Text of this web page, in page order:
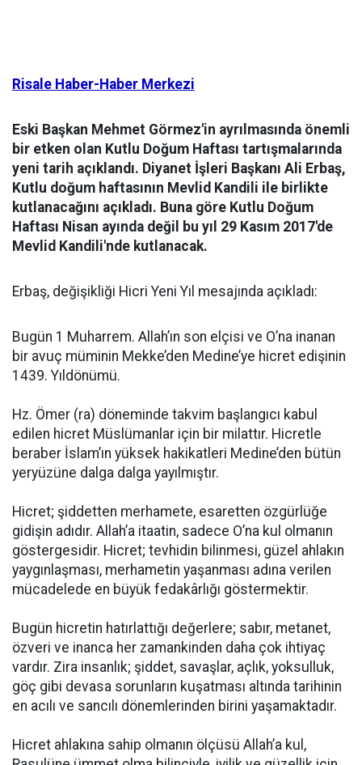
Risale Haber-Haber Merkezi
Eski Başkan Mehmet Görmez'in ayrılmasında önemli
bir etken olan Kutlu Doğum Haftası tartışmalarında
yeni tarih açıklandı. Diyanet İşleri Başkanı Ali Erbaş,
Kutlu doğum haftasının Mevlid Kandili ile birlikte
kutlanacağını açıkladı. Buna göre Kutlu Doğum
Haftası Nisan ayında değil bu yıl 29 Kasım 2017'de
Mevlid Kandili'nde kutlanacak.
Erbaş, değişikliği Hicri Yeni Yıl mesajında açıkladı:
Bugün 1 Muharrem. Allah’ın son elçisi ve O’na inanan
bir avuç müminin Mekke’den Medine’ye hicret edişinin
1439. Yıldönümü.
Hz. Ömer (ra) döneminde takvim başlangıcı kabul
edilen hicret Müslümanlar için bir milattır. Hicretle
beraber İslam’ın yüksek hakikatleri Medine’den bütün
yeryüzüne dalga dalga yayılmıştır.
Hicret; şiddetten merhamete, esaretten özgürlüğe
gidişin adıdır. Allah’a itaatin, sadece O’na kul olmanın
göstergesidir. Hicret; tevhidin bilinmesi, güzel ahlakın
yaygınlaşması, merhametin yaşanması adına verilen
mücadelede en büyük fedakârlığı göstermektir.
Bugün hicretin hatırlattığı değerlere; sabır, metanet,
özveri ve inanca her zamankinden daha çok ihtiyaç
vardır. Zira insanlık; şiddet, savaşlar, açlık, yoksulluk,
göç gibi devasa sorunların kuşatması altında tarihinin
en acılı ve sancılı dönemlerinden birini yaşamaktadır.
Hicret ahlakına sahip olmanın ölçüsü Allah’a kul,